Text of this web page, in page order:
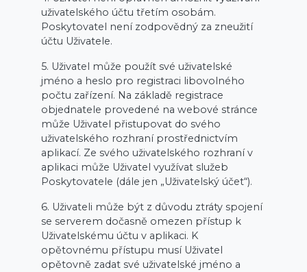
uživatelského účtu třetím osobám.
Poskytovatel není zodpovědný za zneužití
účtu Uživatele.
5. Uživatel může použít své uživatelské
jméno a heslo pro registraci libovolného
počtu zařízení. Na základě registrace
objednatele provedené na webové stránce
může Uživatel přistupovat do svého
uživatelského rozhraní prostřednictvím
aplikací. Ze svého uživatelského rozhraní v
aplikaci může Uživatel využívat služeb
Poskytovatele (dále jen „Uživatelský účet“).
6. Uživateli může být z důvodu ztráty spojení
se serverem dočasně omezen přístup k
Uživatelskému účtu v aplikaci. K
opětovnému přístupu musí Uživatel
opětovně zadat své uživatelské jméno a